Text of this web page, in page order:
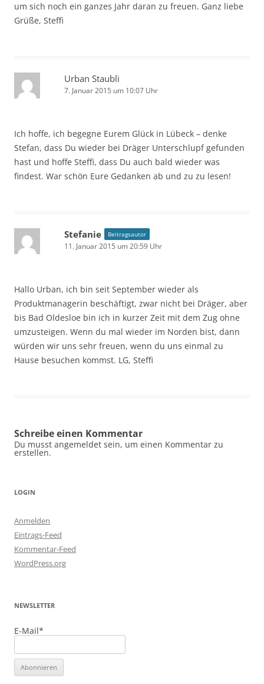
um sich noch ein ganzes Jahr daran zu freuen. Ganz liebe
Grüße, Steffi
Urban Staubli
7. Januar 2015 um 10:07 Uhr
Ich hoffe, ich begegne Eurem Glück in Lübeck – denke
Stefan, dass Du wieder bei Dräger Unterschlupf gefunden
hast und hoffe Steffi, dass Du auch bald wieder was
findest. War schön Eure Gedanken ab und zu zu lesen!
Stefanie Beitragsautor
11. Januar 2015 um 20:59 Uhr
Hallo Urban, ich bin seit September wieder als
Produktmanagerin beschäftigt, zwar nicht bei Dräger, aber
bis Bad Oldesloe bin ich in kurzer Zeit mit dem Zug ohne
umzusteigen. Wenn du mal wieder im Norden bist, dann
würden wir uns sehr freuen, wenn du uns einmal zu
Hause besuchen kommst. LG, Steffi
Schreibe einen Kommentar
Du musst angemeldet sein, um einen Kommentar zu
erstellen.
LOGIN
Anmelden
Eintrags-Feed
Kommentar-Feed
WordPress.org
NEWSLETTER
E-Mail*